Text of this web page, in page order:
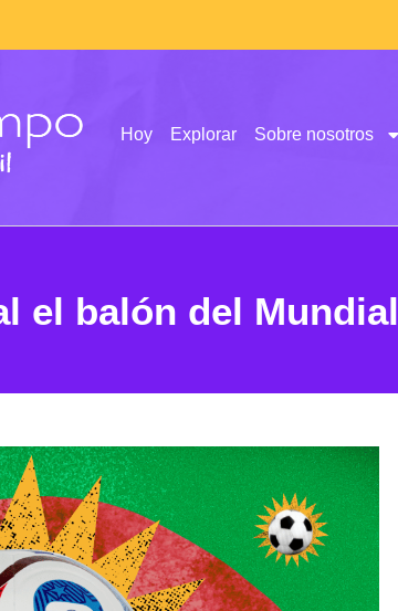
Hoy Explorar Sobre nosotros
el balón del Mundial